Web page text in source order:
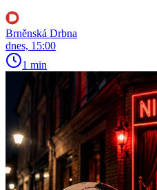
Brněnská Drbna
dnes, 15:00
1 min